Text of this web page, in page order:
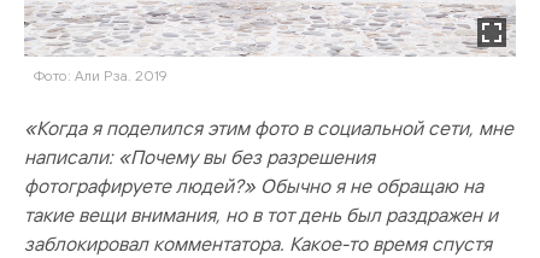
Фото: Али Рза. 2019
«Когда я поделился этим фото в социальной сети, мне
написали: «Почему вы без разрешения
фотографируете людей?» Обычно я не обращаю на
такие вещи внимания, но в тот день был раздражен и
заблокировал комментатора. Какое-то время спустя